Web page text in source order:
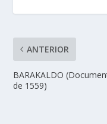
ANTERIOR
BARAKALDO
de 1559)